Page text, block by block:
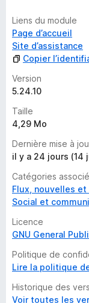
Liens du module
Page d’accueil
Site d’assistance
Copier
Version
5.24.10
Taille
4,29 Mo
Dernière mise à
il y a 24 jours (14
Catégories
Flux, nouvelles et
Social et
Licence
GNU General
Politique de
Lire la politique
Historique des
Voir toutes les